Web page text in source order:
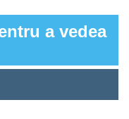
a vedea